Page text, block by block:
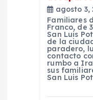
agosto 3,
Familiares
Franco, de
San Luis
de la
paradero,
contacto
rumbo a
sus
San Luis